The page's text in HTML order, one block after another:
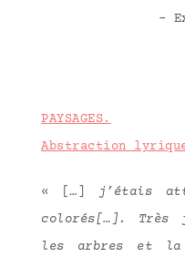
–
PAYSAGES.
Abstraction
« […]
j’étais
colorés[…]. Très
les arbres et la